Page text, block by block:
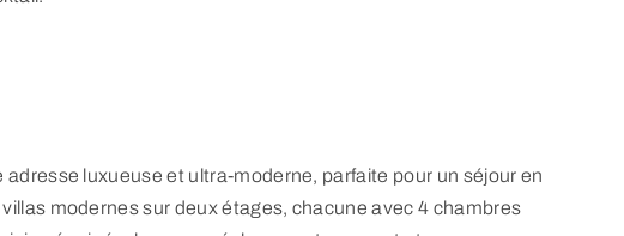
adresse luxueuse et ultra-moderne, parfaite pour un séjour en
modernes sur deux étages, chacune avec 4 chambres